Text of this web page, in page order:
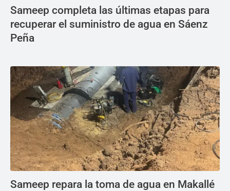
Sameep completa las últimas etapas para
recuperar el suministro de agua en Sáenz
Peña
Sameep repara la toma de agua en Makallé